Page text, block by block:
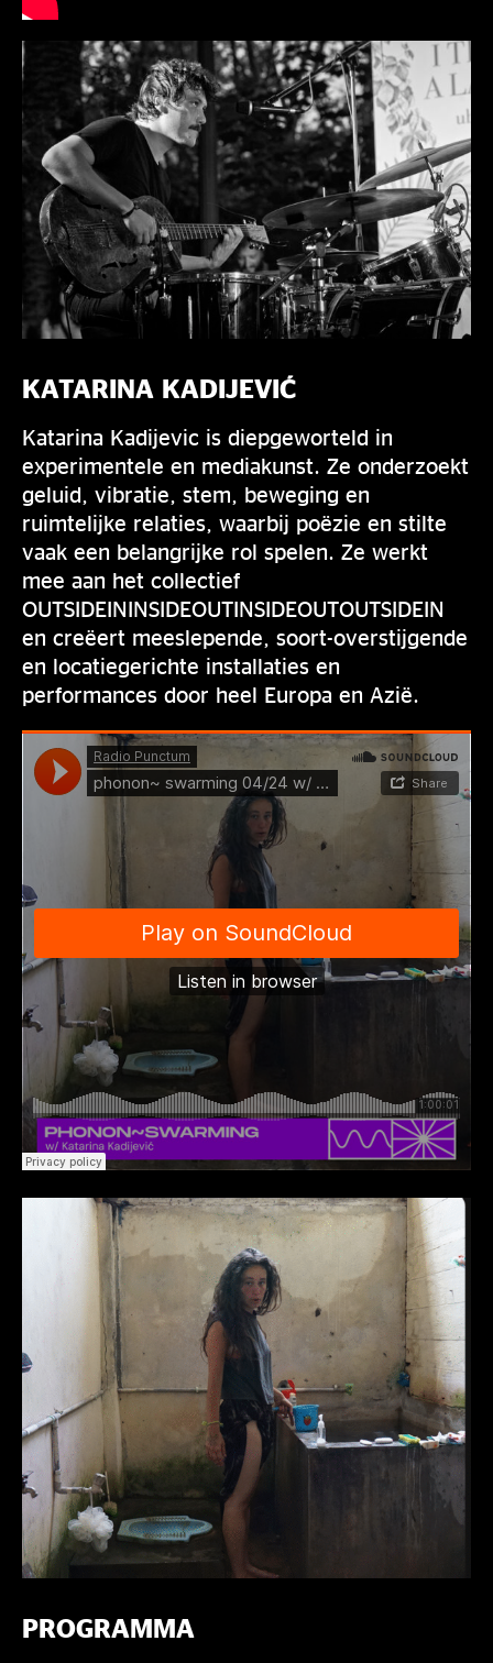
KATARINA KADIJEVIĆ
Katarina Kadijevic is diepgeworteld in
experimentele en mediakunst. Ze onderzoekt
geluid, vibratie, stem, beweging en
ruimtelijke relaties, waarbij poëzie en stilte
vaak een belangrijke rol spelen. Ze werkt
mee aan het collectief
OUTSIDEININSIDEOUTINSIDEOUTOUTSIDEIN
en creëert meeslepende, soort-overstijgende
en locatiegerichte installaties en
performances door heel Europa en Azië.
PROGRAMMA